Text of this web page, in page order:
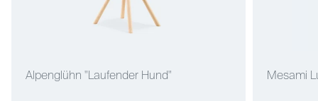
Alpenglühn "Laufender Hund" Mesami